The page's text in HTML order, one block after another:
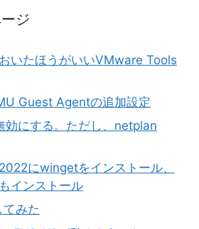
ジ
いたほうがいいVMware Tools
Guest Agentの追加設定
にする。ただし、netplan
にwingetをインストール、
インストール
みた